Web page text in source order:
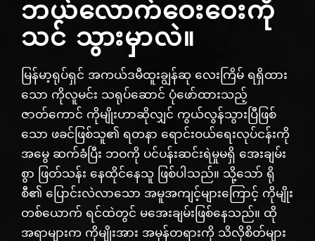
ဘယ်လောက်ဝေးဝေးကို
သင် သွားမှာလဲ။
မြန်မာ့ရုပ်ရှင် အကယ်ဒမီထူးချွန်ဆု လေးကြိမ် ရရှိထား
သော ကိုလူမင်း သရုပ်ဆောင် ပုံဖော်ထားသည့်
ဇာတ်ကောင် ကိုမျိုးဟာဆိုလျှင် ကွယ်လွန်သွားပြီဖြစ်
သော ဖခင်ဖြစ်သူ၏ ရတနာ ရောင်းဝယ်‌ရေးလုပ်ငန်းကို
အမွေ ဆက်ခံပြီး ဘဝကို ပင်ပန်းဆင်းရဲမှုမရှိ အေးချမ်း
စွာ ဖြတ်သန်း နေထိုင်နေသူ ဖြစ်ပါသည်။ သို့သော် ရို
စီ၏ ပြောင်းလဲလာသော အမူအကျင့်များကြောင့် ကိုမျိုး
တစ်ယောက် ရင်ထဲတွင် မအေးချမ်းဖြစ်နေသည်။ ထို
အရာများက ကိုမျိုးအား အမှန်တရားကို သိလိုစိတ်များ